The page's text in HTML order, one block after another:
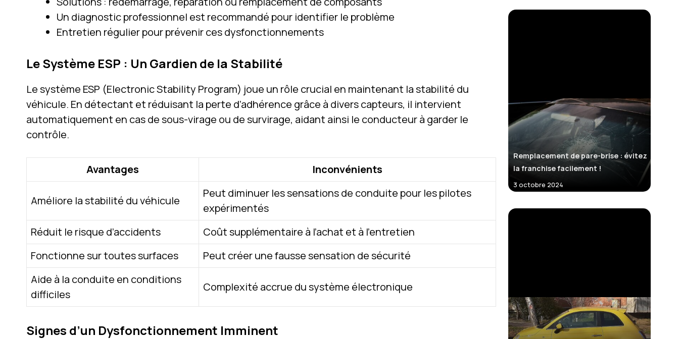
Un diagnostic professionnel est recommandé pour identifier le problème
Entretien régulier pour prévenir ces dysfonctionnements
Le Système ESP : Un Gardien de la Stabilité
Le système ESP (Electronic Stability Program) joue un rôle crucial en maintenant la stabilité du
véhicule. En détectant et réduisant la perte d’adhérence grâce à divers capteurs, il intervient
automatiquement en cas de sous-virage ou de survirage, aidant ainsi le conducteur à garder le
contrôle.
Avantages Inconvénients
Améliore la stabilité du véhicule
Peut diminuer les sensations de conduite pour les pilotes
expérimentés
Réduit le risque d’accidents
Coût supplémentaire à l’achat et à l’entretien
Fonctionne sur toutes surfaces
Peut créer une fausse sensation de sécurité
Aide à la conduite en conditions
difficiles
Complexité accrue du système électronique
Signes d’un Dysfonctionnement Imminent
Remplacement de pare-brise : évitez
la franchise facilement !
3 octobre 2024